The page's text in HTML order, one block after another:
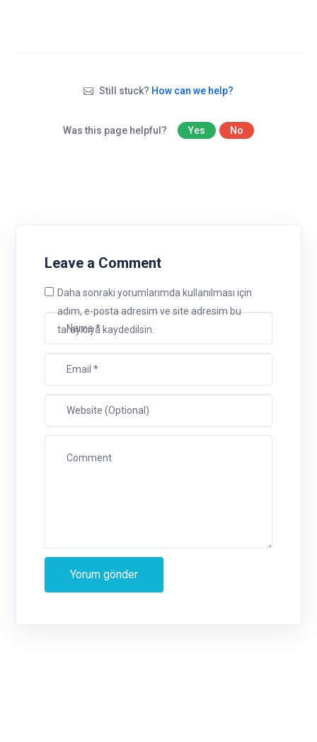
Still stuck? How can we help?
Was this page helpful? Yes No
Leave a Comment
Daha sonraki yorumlarımda kullanılması için
adım, e-posta adresim ve site adresim bu
tarayıcıya kaydedilsin.